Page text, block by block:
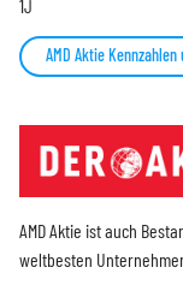
1J
AMD Aktie
AMD Aktie ist auch
weltbesten